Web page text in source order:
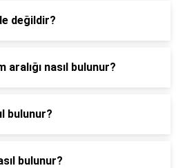
değildir?
nasıl bulunur?
bulunur?
bulunur?